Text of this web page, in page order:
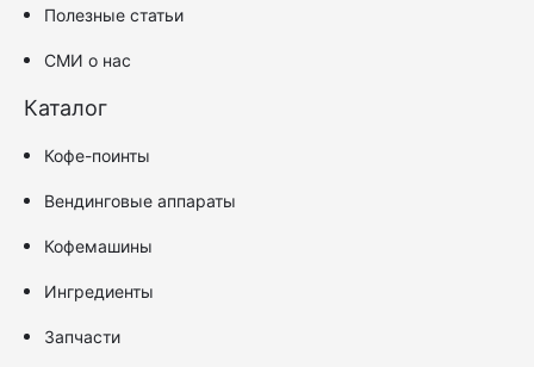
Полезные статьи
СМИ о нас
Каталог
Кофе-поинты
Вендинговые аппараты
Кофемашины
Ингредиенты
Запчасти